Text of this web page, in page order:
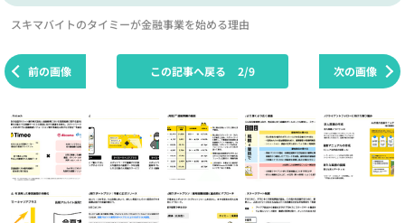
スキマバイトのタイミーが金融事業を始める理由
前の画像 次の画像
この記事へ戻る 2/9